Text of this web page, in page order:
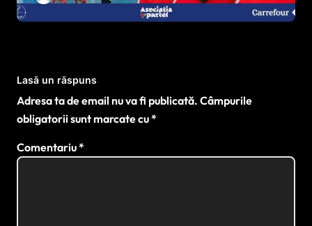
sportului paralimpic
Lasă un răspuns
Adresa ta de email nu va fi publicată. Câmpurile
obligatorii sunt marcate cu*
Comentariu*